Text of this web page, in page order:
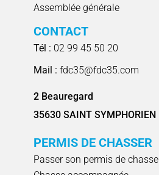
Assemblée générale
CONTACT
Tél : 02 99 45 50 20
Mail : fdc35@fdc35.com
2 Beauregard
35630 SAINT SYMPHORIEN
PERMIS DE CHASSER
Passer son permis de chasse